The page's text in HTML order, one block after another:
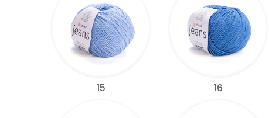
15 16